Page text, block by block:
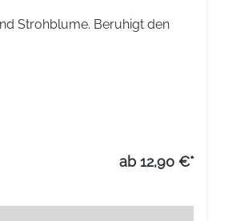
D4 30 mg, Kreosotum D5 30
Strohblume. Beruhigt den
ab 12,90 €*